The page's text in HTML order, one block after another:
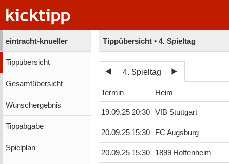
eintracht-knueller
Tippübersicht
Gesamtübersicht
Wunschergebnis
Tippabgabe
Spielplan
Tippübersicht • 4. Spieltag
4. Spieltag
Termin Heim
19.09.25 20:30 VfB Stuttgart
20.09.25 15:30 FC Augsburg
20.09.25 15:30 1899 Hoffenheim